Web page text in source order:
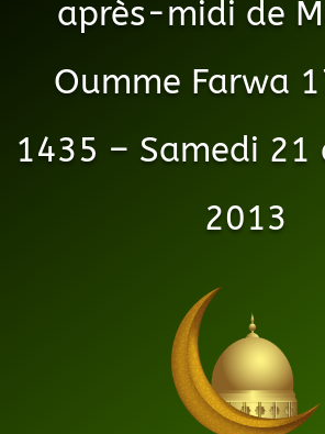
après-midi de
Oumme Farwa
1435 – Samedi 21
2013